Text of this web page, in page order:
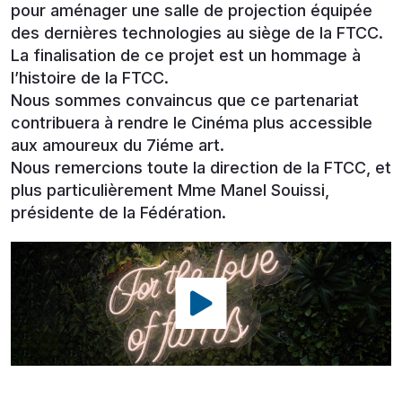
pour aménager une salle de projection équipée
des dernières technologies au siège de la FTCC.
La finalisation de ce projet est un hommage à
l’histoire de la FTCC.
Nous sommes convaincus que ce partenariat
contribuera à rendre le Cinéma plus accessible
aux amoureux du 7iéme art.
Nous remercions toute la direction de la FTCC, et
plus particulièrement Mme Manel Souissi,
présidente de la Fédération.